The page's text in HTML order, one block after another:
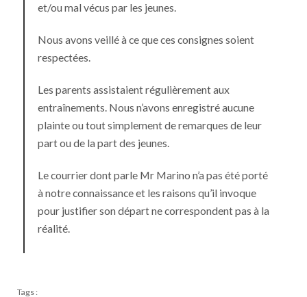
et/ou mal vécus par les jeunes.
Nous avons veillé à ce que ces consignes soient
respectées.
Les parents assistaient régulièrement aux
entraînements. Nous n’avons enregistré aucune
plainte ou tout simplement de remarques de leur
part ou de la part des jeunes.
Le courrier dont parle Mr Marino n’a pas été porté
à notre connaissance et les raisons qu’il invoque
pour justifier son départ ne correspondent pas à la
réalité.
Tags :